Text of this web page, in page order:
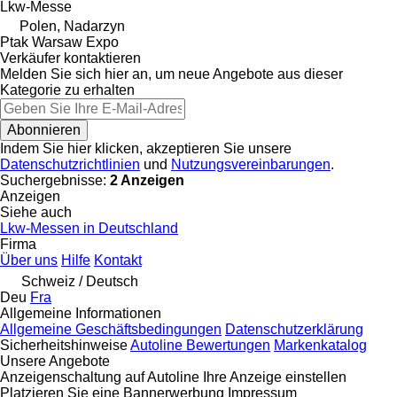
Lkw-Messe
Polen, Nadarzyn
Ptak Warsaw Expo
Verkäufer kontaktieren
Melden Sie sich hier an, um neue Angebote aus dieser
Kategorie zu erhalten
Abonnieren
Indem Sie hier klicken, akzeptieren Sie unsere
Datenschutzrichtlinien und Nutzungsvereinbarungen.
Suchergebnisse: 2 Anzeigen
Anzeigen
Siehe auch
Lkw-Messen in Deutschland
Firma
Über uns Hilfe Kontakt
Schweiz / Deutsch
Deu Fra
Allgemeine Informationen
Allgemeine Geschäftsbedingungen Datenschutzerklärung
SicherheitshinweiseAutoline Bewertungen Markenkatalog
Unsere Angebote
Anzeigenschaltung auf Autoline Ihre Anzeige einstellen
Platzieren Sie eine Bannerwerbung Impressum